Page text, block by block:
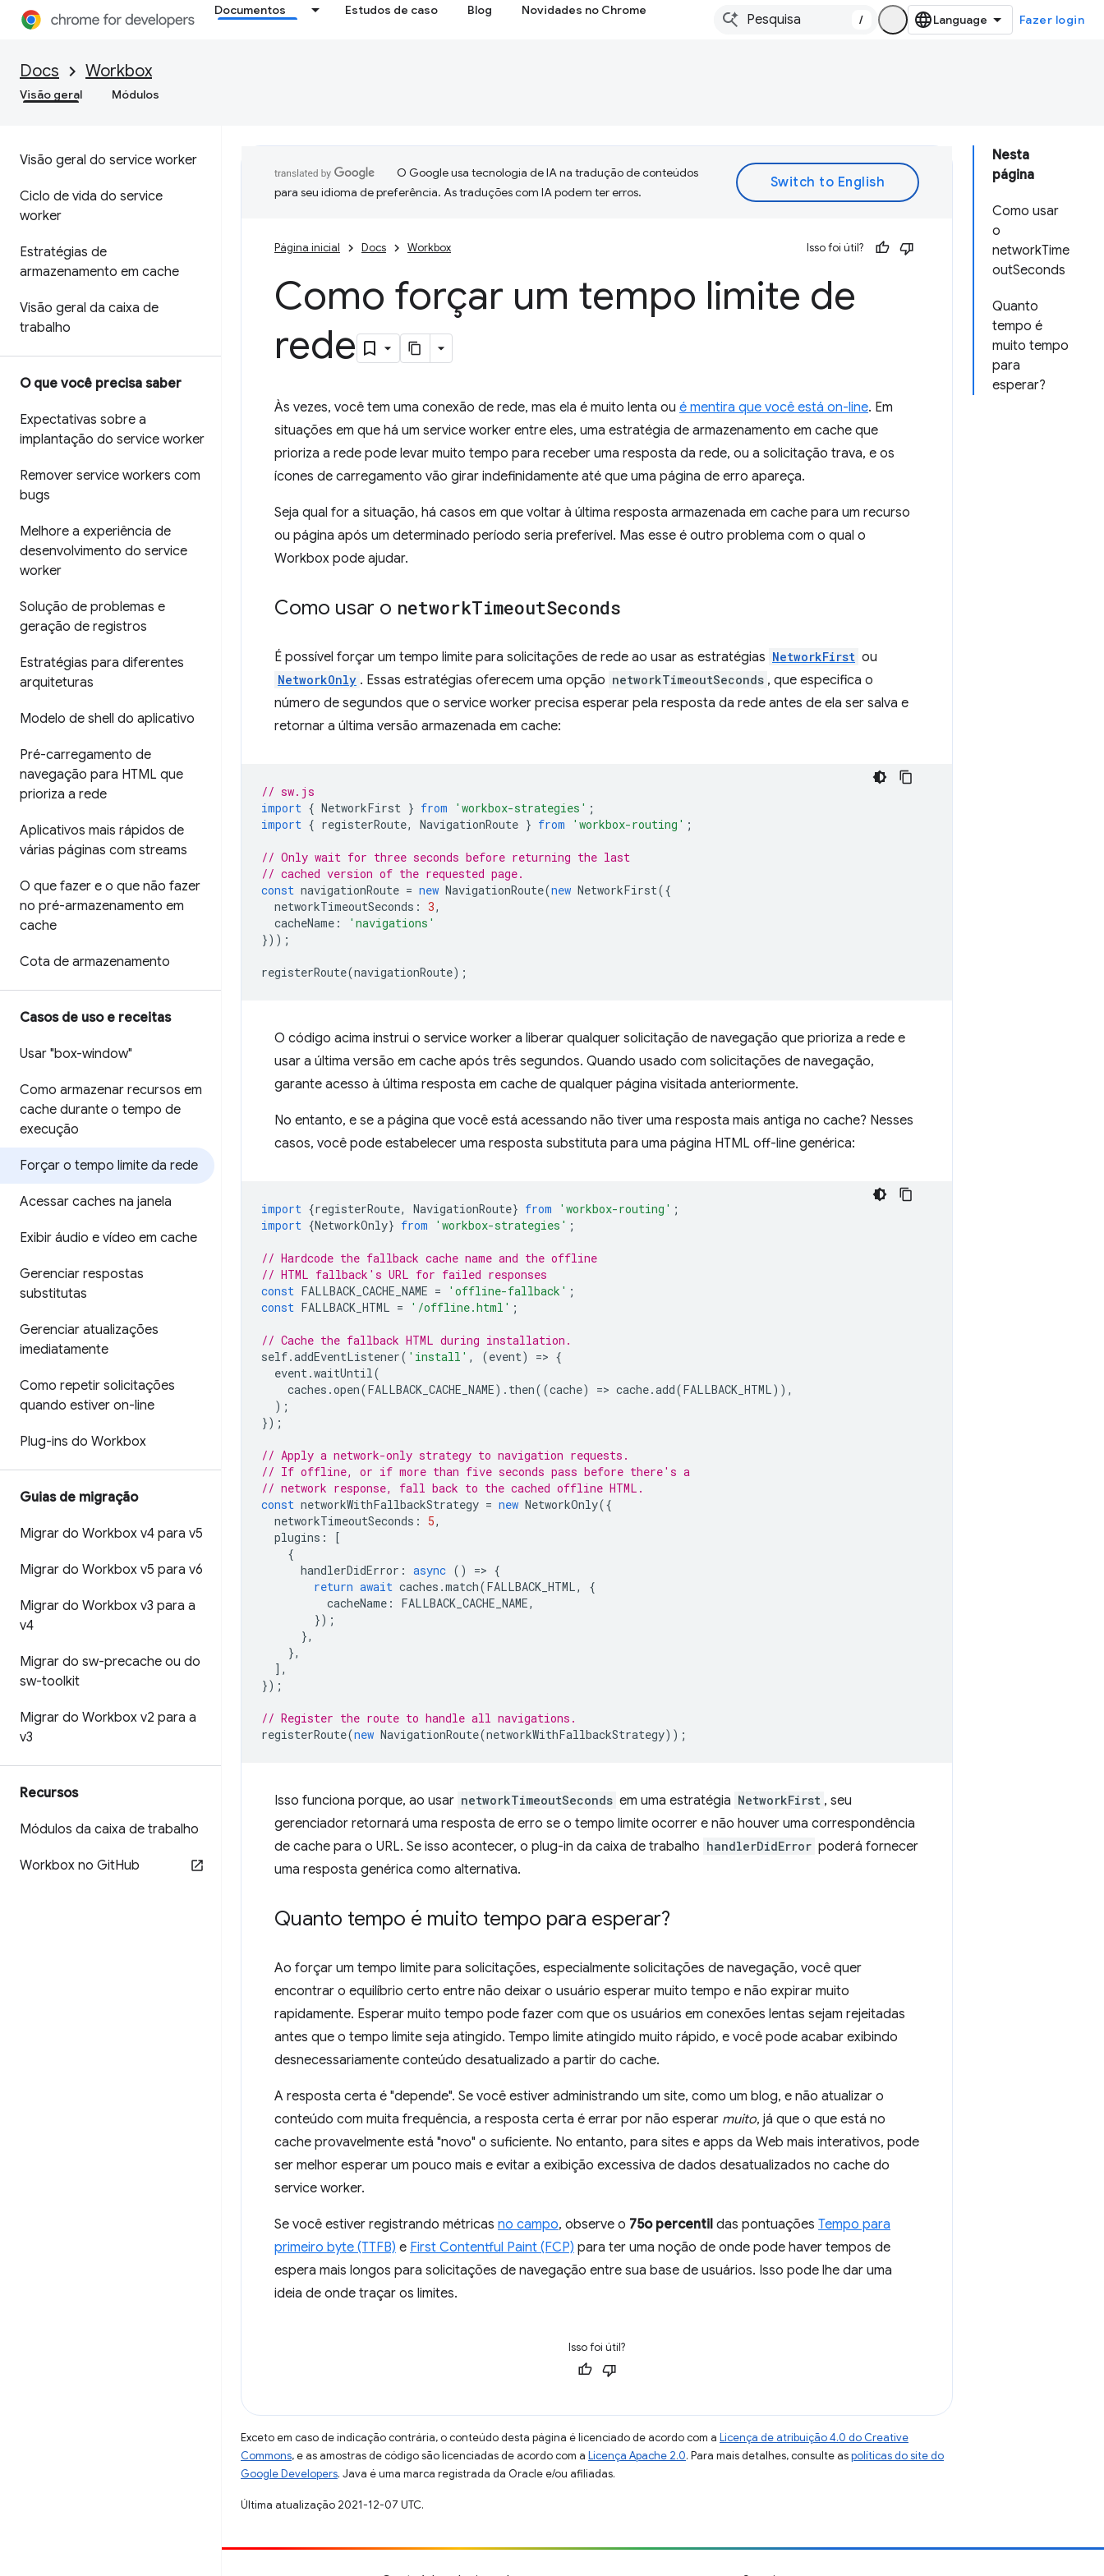
Documentos Estudos de caso Blog Novidades no Chrome
/ Fazer login
Docs Workbox
Visão geral Módulos
Visão geral do service worker
Ciclo de vida do service
worker
Estratégias de
armazenamento em cache
Visão geral da caixa de
trabalho
O que você precisa saber
Expectativas sobre a
implantação do service worker
Remover service workers com
bugs
Melhore a experiência de
desenvolvimento do service
worker
Solução de problemas e
geração de registros
Estratégias para diferentes
arquiteturas
Modelo de shell do aplicativo
Pré-carregamento de
navegação para HTML que
prioriza a rede
Aplicativos mais rápidos de
várias páginas com streams
O que fazer e o que não fazer
no pré-armazenamento em
cache
Cota de armazenamento
Casos de uso e receitas
Usar "box-window"
Como armazenar recursos em
cache durante o tempo de
execução
Forçar o tempo limite da rede
Acessar caches na janela
Exibir áudio e vídeo em cache
Gerenciar respostas
substitutas
Gerenciar atualizações
imediatamente
Como repetir solicitações
quando estiver on-line
Plug-ins do Workbox
Guias de migração
Migrar do Workbox v4 para v5
Migrar do Workbox v5 para v6
Migrar do Workbox v3 para a
v4
Migrar do sw-precache ou do
sw-toolkit
Migrar do Workbox v2 para a
v3
Recursos
Módulos da caixa de trabalho
Workbox no GitHub
Nesta
página
Como usar
o
networkTime
outSeconds
Quanto
tempo é
muito tempo
para
esperar?
O Google usa tecnologia de IA na tradução de conteúdos
para seu idioma de preferência. As traduções com IA podem ter erros.
Página inicial Docs Workbox Isso foi útil?
Como forçar um tempo limite de
rede
Às vezes, você tem uma conexão de rede, mas ela é muito lenta ou é mentira que você está on-line. Em
situações em que há um service worker entre eles, uma estratégia de armazenamento em cache que
prioriza a rede pode levar muito tempo para receber uma resposta da rede, ou a solicitação trava, e os
ícones de carregamento vão girar indefinidamente até que uma página de erro apareça.
Seja qual for a situação, há casos em que voltar à última resposta armazenada em cache para um recurso
ou página após um determinado período seria preferível. Mas esse é outro problema com o qual o
Workbox pode ajudar.
Como usar o networkTimeoutSeconds
É possível forçar um tempo limite para solicitações de rede ao usar as estratégias NetworkFirst ou
NetworkOnly . Essas estratégias oferecem uma opção networkTimeoutSeconds , que especifica o
número de segundos que o service worker precisa esperar pela resposta da rede antes de ela ser salva e
retornar a última versão armazenada em cache:
// sw.js
import { NetworkFirst } from 'workbox-strategies' ;
import { registerRoute, NavigationRoute } from 'workbox-routing' ;
// Only wait for three seconds before returning the last
// cached version of the requested page.
const navigationRoute = new NavigationRoute(new NetworkFirst({
networkTimeoutSeconds : 3,
cacheName :
'navigations'
}));
registerRoute(navigationRoute);
O código acima instrui o service worker a liberar qualquer solicitação de navegação que prioriza a rede e
usar a última versão em cache após três segundos. Quando usado com solicitações de navegação,
garante acesso à última resposta em cache de qualquer página visitada anteriormente.
No entanto, e se a página que você está acessando não tiver uma resposta mais antiga no cache? Nesses
casos, você pode estabelecer uma resposta substituta para uma página HTML off-line genérica:
import {registerRoute, NavigationRoute} from 'workbox-routing' ;
import {NetworkOnly} from 'workbox-strategies' ;
// Hardcode the fallback cache name and the offline
// HTML fallback's URL for failed responses
const FALLBACK_CACHE_NAME = 'offline-fallback' ;
const FALLBACK_HTML = '/offline.html' ;
// Cache the fallback HTML during installation.
self.addEventListener( 'install' , (event) => {
event.waitUntil(
caches .open(FALLBACK_CACHE_NAME). then((cache) => cache.add(FALLBACK_HTML)),
);
});
// Apply a network-only strategy to navigation requests.
// If offline, or if more than five seconds pass before there's a
// network response, fall back to the cached offline HTML.
const networkWithFallbackStrategy = new NetworkOnly({
networkTimeoutSeconds : 5,
plugins :
[
{
handlerDidError : async () => {
return await caches .match(FALLBACK_HTML,
{
cacheName : FALLBACK_CACHE_NAME,
});
},
},
],
});
// Register the route to handle all navigations.
registerRoute(new NavigationRoute(networkWithFallbackStrategy));
Isso funciona porque, ao usar networkTimeoutSeconds em uma estratégia NetworkFirst , seu
gerenciador retornará uma resposta de erro se o tempo limite ocorrer e não houver uma correspondência
de cache para o URL. Se isso acontecer, o plug-in da caixa de trabalho handlerDidError poderá fornecer
uma resposta genérica como alternativa.
Quanto tempo é muito tempo para esperar?
Ao forçar um tempo limite para solicitações, especialmente solicitações de navegação, você quer
encontrar o equilíbrio certo entre não deixar o usuário esperar muito tempo e não expirar muito
rapidamente. Esperar muito tempo pode fazer com que os usuários em conexões lentas sejam rejeitadas
antes que o tempo limite seja atingido. Tempo limite atingido muito rápido, e você pode acabar exibindo
desnecessariamente conteúdo desatualizado a partir do cache.
A resposta certa é "depende". Se você estiver administrando um site, como um blog, e não atualizar o
conteúdo com muita frequência, a resposta certa é errar por não esperar muito, já que o que está no
cache provavelmente está "novo" o suficiente. No entanto, para sites e apps da Web mais interativos, pode
ser melhor esperar um pouco mais e evitar a exibição excessiva de dados desatualizados no cache do
service worker.
Se você estiver registrando métricas no campo, observe o 75o percentil das pontuações Tempo para
primeiro byte (TTFB) e First Contentful Paint (FCP) para ter uma noção de onde pode haver tempos de
espera mais longos para solicitações de navegação entre sua base de usuários. Isso pode lhe dar uma
ideia de onde traçar os limites.
Isso foi útil?
Exceto em caso de indicação contrária, o conteúdo desta página é licenciado de acordo com a Licença de atribuição 4.0 do Creative
Commons, e as amostras de código são licenciadas de acordo com a Licença Apache 2.0. Para mais detalhes, consulte aspolíticas do site do
Google Developers. Java é uma marca registrada da Oracle e/ou afiliadas.
Última atualização 2021-12-07 UTC.